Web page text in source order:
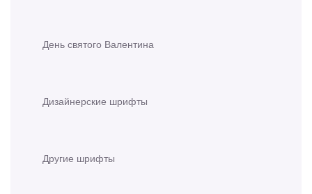
День святого Валентина
Дизайнерские шрифты
Другие шрифты